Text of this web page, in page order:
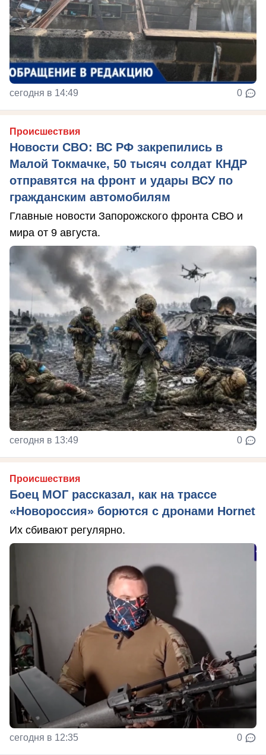
сегодня в 14:49 0
Происшествия
Новости СВО: ВС РФ закрепились в
Малой Токмачке, 50 тысяч солдат КНДР
отправятся на фронт и удары ВСУ по
гражданским автомобилям
Главные новости Запорожского фронта СВО и
мира от 9 августа.
сегодня в 13:49 0
Происшествия
Боец МОГ рассказал, как на трассе
«Новороссия» борются с дронами Hornet
Их сбивают регулярно.
сегодня в 12:35 0